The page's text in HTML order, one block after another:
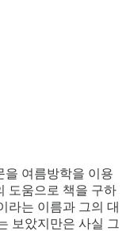
을 여름방학을 이용
도움으로 책을 구하
라는 이름과 그의 대
보았지만은 사실 그